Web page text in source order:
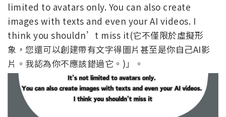
limited to avatars only. You can also create
images with texts and even your AI videos. I
think you shouldn’t miss it(它不僅限於虛擬形
象，您還可以創建帶有文字得圖片甚至是你自己AI影
片。我認為你不應該錯過它。)」。